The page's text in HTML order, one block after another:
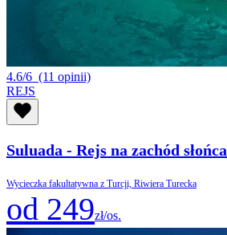
4.6/6 (11 opinii)
REJS
Suluada - Rejs na zachód słońca
Wycieczka fakultatywna z Turcji, Riwiera Turecka
od 249zł/os.